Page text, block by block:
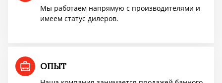
Акция TMF!
Мы работаем напрямую с производителями и
имеем статус дилеров.
ОПЫТ